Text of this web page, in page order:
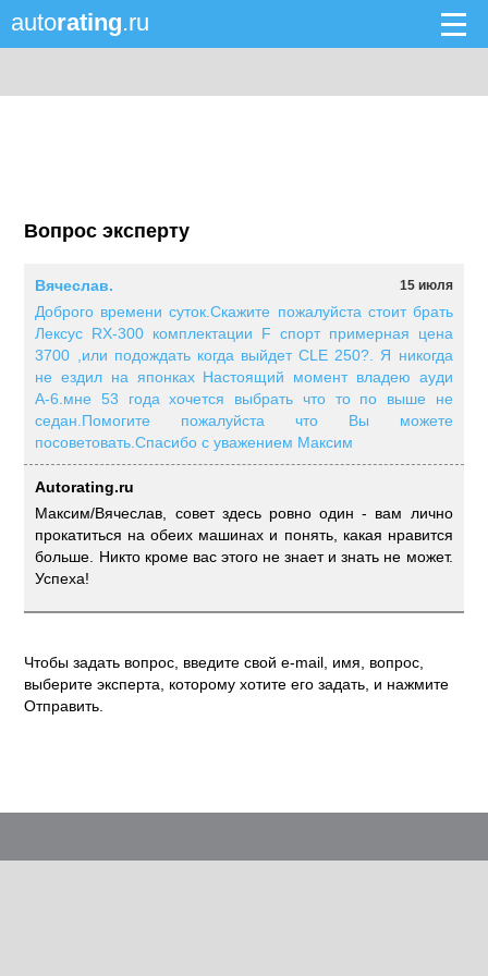
autorating.ru
Вопрос эксперту
15 июля
Вячеслав.
Доброго времени суток.Скажите пожалуйста стоит брать
Лексус RX-300 комплектации F спорт примерная цена
3700 ,или подождать когда выйдет CLE 250?. Я никогда
не ездил на японках Настоящий момент владею ауди
А-6.мне 53 года хочется выбрать что то по выше не
седан.Помогите пожалуйста что Вы можете
посоветовать.Спасибо с уважением Максим
Autorating.ru
Максим/Вячеслав, совет здесь ровно один - вам лично
прокатиться на обеих машинах и понять, какая нравится
больше. Никто кроме вас этого не знает и знать не может.
Успеха!
Чтобы задать вопрос, введите свой e-mail, имя, вопрос,
выберите эксперта, которому хотите его задать, и нажмите
Отправить.